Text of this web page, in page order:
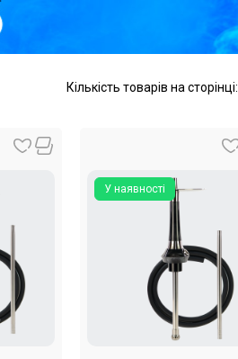
Кількість товарів на сторінці:
У наявності